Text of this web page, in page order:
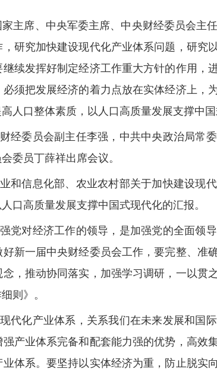
主席、中央军委主席、中央财经委员会主
研究加快建设现代化产业体系问题，研究
续发挥好制定经济工作重大方针的作用，
须把发展经济的着力点放在实体经济上，
人口整体素质，以人口高质量发展支撑中国
经委员会副主任李强，中共中央政治局常
委员丁薛祥出席会议。
和信息化部、农业农村部关于加快建设现
口高质量发展支撑中国式现代化的汇报。
党对经济工作的领导，是加强党的全面领
新一届中央财经委员会工作，要完整、准
，推动协同落实，加强学习调研，一以贯
则》。
代化产业体系，关系我们在未来发展和国
产业体系完备和配套能力强的优势，高效
体系。要坚持以实体经济为重，防止脱实